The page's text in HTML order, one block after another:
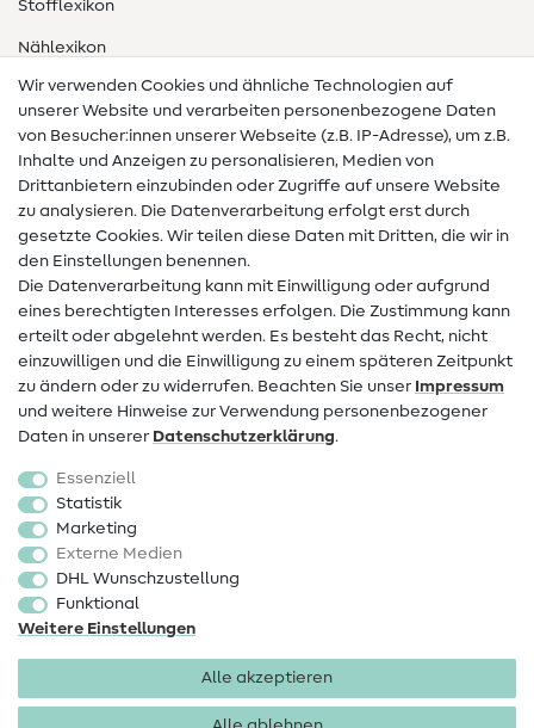
Stofflexikon
Nählexikon
Nähanleitungen
Hilfe & Kontakt
Kontakt
Infos zum Betreiberwechsel
Widerrufsrecht
Beliebt
Stoffe
Sale
Schnittmuster
Wir verwenden Cookies und ähnliche Technologien auf
unserer Website und verarbeiten personenbezogene Daten
von Besucher:innen unserer Webseite (z.B. IP-Adresse), um z.B.
Inhalte und Anzeigen zu personalisieren, Medien von
Drittanbietern einzubinden oder Zugriffe auf unsere Website
zu analysieren. Die Datenverarbeitung erfolgt erst durch
gesetzte Cookies. Wir teilen diese Daten mit Dritten, die wir in
den Einstellungen benennen.
Die Datenverarbeitung kann mit Einwilligung oder aufgrund
eines berechtigten Interesses erfolgen. Die Zustimmung kann
erteilt oder abgelehnt werden. Es besteht das Recht, nicht
einzuwilligen und die Einwilligung zu einem späteren Zeitpunkt
zu ändern oder zu widerrufen. Beachten Sie unser Impressum
und weitere Hinweise zur Verwendung personenbezogener
Daten in unserer Daten­schutz­erklärung.
Essenziell
Statistik
Marketing
Externe Medien
DHL Wunschzustellung
Funktional
Weitere Einstellungen
Alle akzeptieren
Impressum Datenschutz
AGB